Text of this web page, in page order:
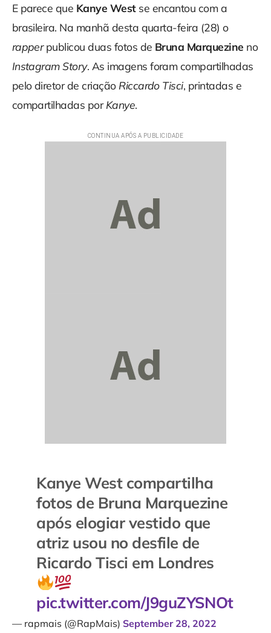
E parece que Kanye Westse encantou com a
brasileira. Na manhã desta quarta-feira (28) o
rapperpublicou duas fotos de Bruna Marquezine no
Instagram Story. As imagens foram compartilhadas
pelo diretor de criação Riccardo Tisci, printadas e
compartilhadas porKanye.
Kanye West compartilha
fotos de Bruna Marquezine
após elogiar vestido que
atriz usou no desfile de
Ricardo Tisci em Londres
pic.twitter.com/J9guZYSNOt
— rapmais (@RapMais) September 28, 2022